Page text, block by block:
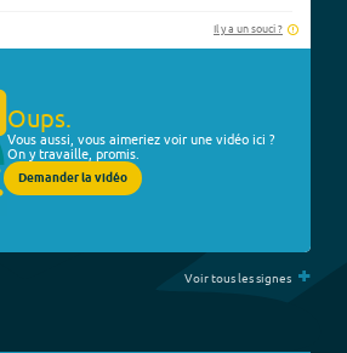
Il y a un souci ?
Oups.
Vous aussi, vous aimeriez voir une vidéo ici ?
On y travaille, promis.
Demander la vidéo
Voir tous les signes +